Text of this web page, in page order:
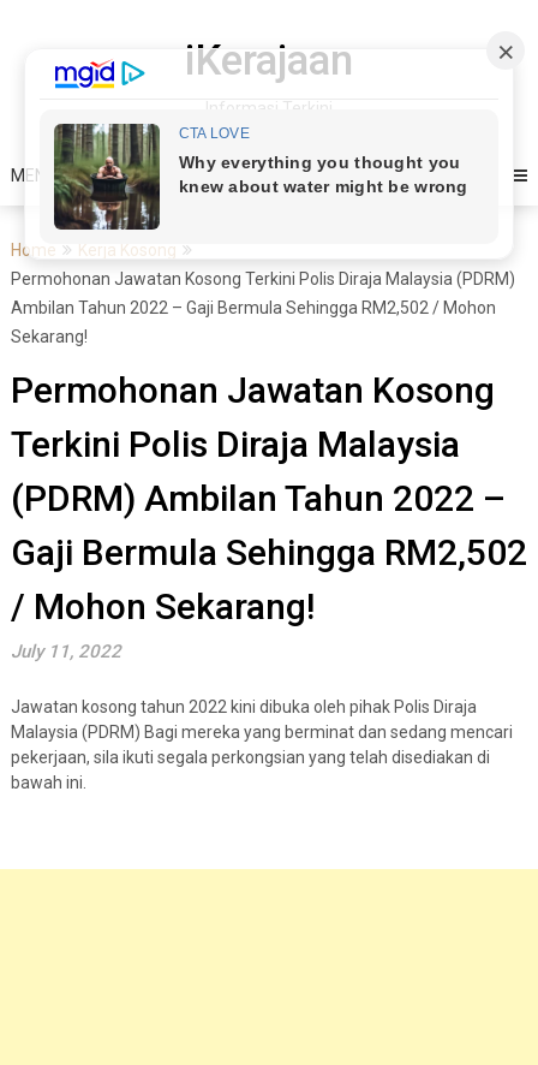
iKerajaan
Informasi Terkini
MENU
Home
Kerja Kosong
Permohonan Jawatan Kosong Terkini Polis Diraja Malaysia (PDRM)
Ambilan Tahun 2022 – Gaji Bermula Sehingga RM2,502 / Mohon
Sekarang!
Permohonan Jawatan Kosong
Terkini Polis Diraja Malaysia
(PDRM) Ambilan Tahun 2022 –
Gaji Bermula Sehingga RM2,502
/ Mohon Sekarang!
July 11, 2022
Jawatan kosong tahun 2022 kini dibuka oleh pihak Polis Diraja
Malaysia (PDRM) Bagi mereka yang berminat dan sedang mencari
pekerjaan, sila ikuti segala perkongsian yang telah disediakan di
bawah ini.